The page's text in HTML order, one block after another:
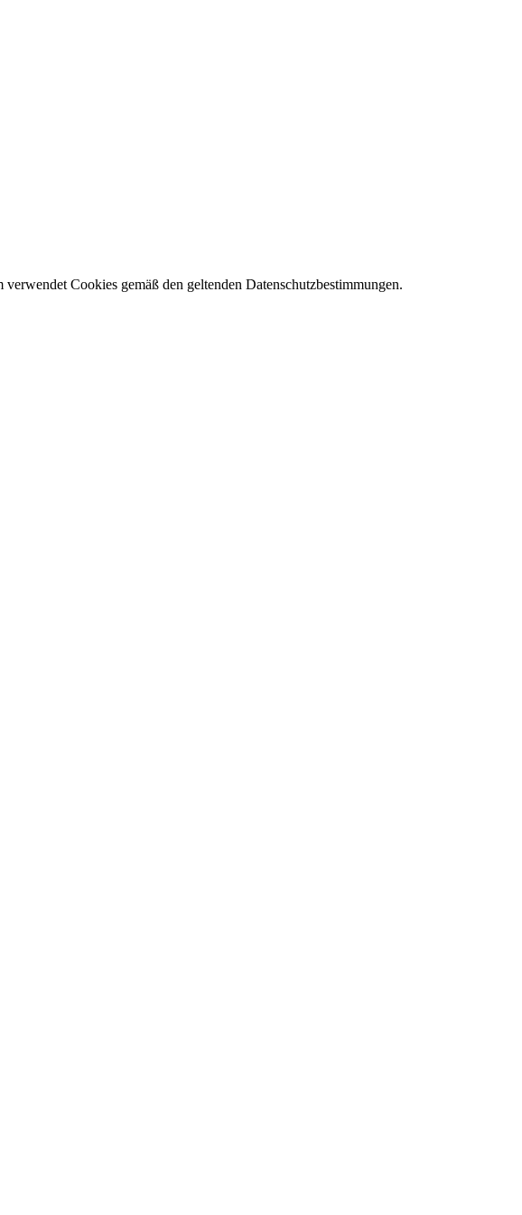
Cookies gemäß den geltenden Datenschutzbestimmungen.